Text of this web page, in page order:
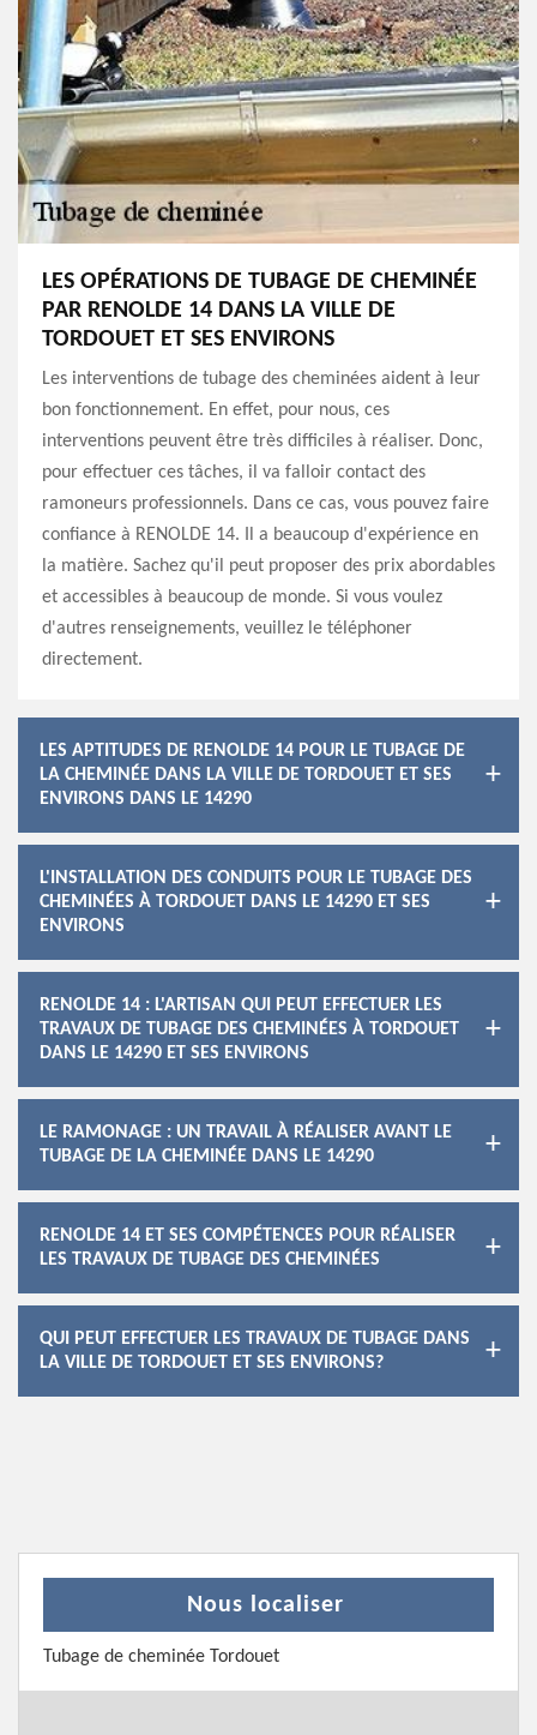
LES OPÉRATIONS DE TUBAGE DE CHEMINÉE
PAR RENOLDE 14 DANS LA VILLE DE
TORDOUET ET SES ENVIRONS
Les interventions de tubage des cheminées aident à leur
bon fonctionnement. En effet, pour nous, ces
interventions peuvent être très difficiles à réaliser. Donc,
pour effectuer ces tâches, il va falloir contact des
ramoneurs professionnels. Dans ce cas, vous pouvez faire
confiance à RENOLDE 14. Il a beaucoup d'expérience en
la matière. Sachez qu'il peut proposer des prix abordables
et accessibles à beaucoup de monde. Si vous voulez
d'autres renseignements, veuillez le téléphoner
directement.
LES APTITUDES DE RENOLDE 14 POUR LE TUBAGE DE
LA CHEMINÉE DANS LA VILLE DE TORDOUET ET SES
ENVIRONS DANS LE 14290
L'INSTALLATION DES CONDUITS POUR LE TUBAGE DES
CHEMINÉES À TORDOUET DANS LE 14290 ET SES
ENVIRONS
RENOLDE 14 : L'ARTISAN QUI PEUT EFFECTUER LES
TRAVAUX DE TUBAGE DES CHEMINÉES À TORDOUET
DANS LE 14290 ET SES ENVIRONS
LE RAMONAGE : UN TRAVAIL À RÉALISER AVANT LE
TUBAGE DE LA CHEMINÉE DANS LE 14290
RENOLDE 14 ET SES COMPÉTENCES POUR RÉALISER
LES TRAVAUX DE TUBAGE DES CHEMINÉES
QUI PEUT EFFECTUER LES TRAVAUX DE TUBAGE DANS
LA VILLE DE TORDOUET ET SES ENVIRONS?
Nous localiser
Tubage de cheminée Tordouet